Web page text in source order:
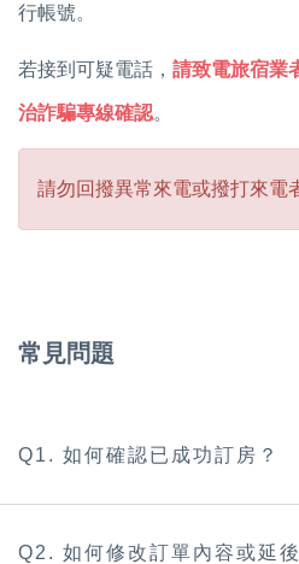
行帳號。
若接到可疑電話， 請致電旅宿業
治詐騙專線確認。
請勿回撥異常來電或撥打來電
常見問題
Q1. 如何確認已成功訂房？
Q2. 如何修改訂單內容或延